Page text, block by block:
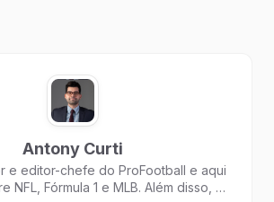
Antony Curti
e editor-chefe do ProFootball e aqui
NFL, Fórmula 1 e MLB. Além disso, é